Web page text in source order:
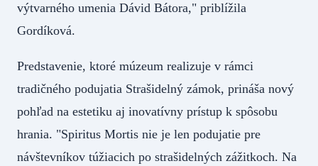
výtvarného umenia Dávid Bátora," priblížila
Gordíková.
Predstavenie, ktoré múzeum realizuje v rámci
tradičného podujatia Strašidelný zámok, prináša nový
pohľad na estetiku aj inovatívny prístup k spôsobu
hrania. "Spiritus Mortis nie je len podujatie pre
návštevníkov túžiacich po strašidelných zážitkoch. Na